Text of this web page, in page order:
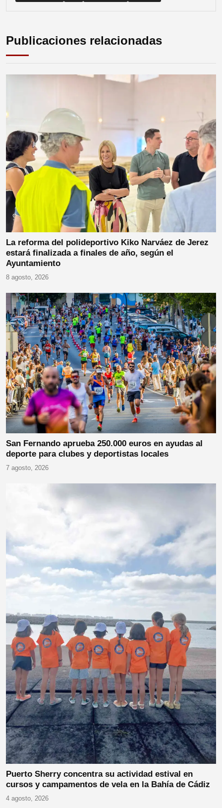
Publicaciones relacionadas
La reforma del polideportivo Kiko Narváez de Jerez
estará finalizada a finales de año, según el
Ayuntamiento
8 agosto, 2026
San Fernando aprueba 250.000 euros en ayudas al
deporte para clubes y deportistas locales
7 agosto, 2026
Puerto Sherry concentra su actividad estival en
cursos y campamentos de vela en la Bahía de Cádiz
4 agosto, 2026